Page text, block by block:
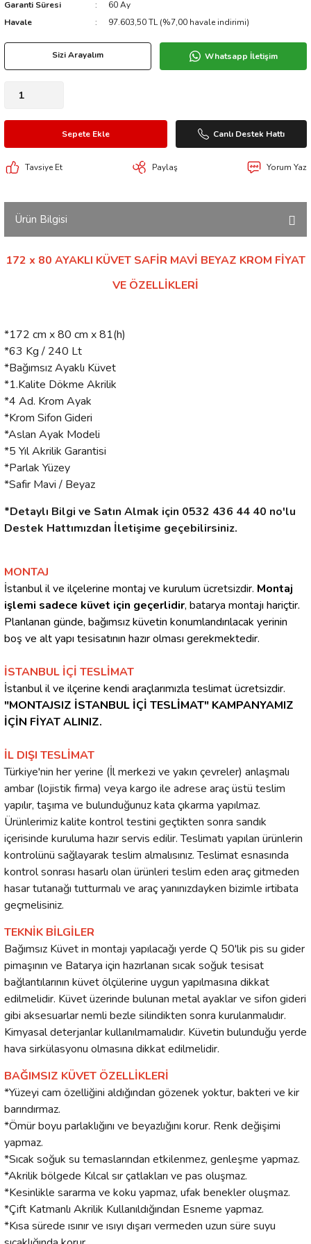
Garanti Süresi
60 Ay
Havale
97.603,50 TL (%7,00 havale indirimi)
Sizi Arayalım Whatsapp İletişim
Sepete Ekle Canlı Destek Hattı
Tavsiye Et Paylaş Yorum Yaz
Ürün Bilgisi
172 x 80 AYAKLI KÜVET SAFİR MAVİ BEYAZ KROM FİYAT
VE ÖZELLİKLERİ
*172 cm x 80 cm x 81(h)
*63 Kg / 240 Lt
*Bağımsız Ayaklı Küvet
*1.Kalite Dökme Akrilik
*4 Ad. Krom Ayak
*Krom Sifon Gideri
*Aslan Ayak Modeli
*5 Yıl Akrilik Garantisi
*Parlak Yüzey
*Safir Mavi / Beyaz
*Detaylı Bilgi ve Satın Almak için 0532 436 44 40 no'lu
Destek Hattımızdan İletişime geçebilirsiniz.
MONTAJ
İstanbul il ve ilçelerine montaj ve kurulum ücretsizdir. Montaj
işlemi sadece küvet için geçerlidir, batarya montajı hariçtir.
Planlanan günde, bağımsız küvetin konumlandırılacak yerinin
boş ve alt yapı tesisatının hazır olması gerekmektedir.
İSTANBUL İÇİ TESLİMAT
İstanbul il ve ilçerine kendi araçlarımızla teslimat ücretsizdir.
"MONTAJSIZ İSTANBUL İÇİ TESLİMAT" KAMPANYAMIZ
İÇİN FİYAT ALINIZ.
İL DIŞI TESLİMAT
Türkiye'nin her yerine (İl merkezi ve yakın çevreler) anlaşmalı
ambar (lojistik firma) veya kargo ile adrese araç üstü teslim
yapılır, taşıma ve bulunduğunuz kata çıkarma yapılmaz.
Ürünlerimiz kalite kontrol testini geçtikten sonra sandık
içerisinde kuruluma hazır servis edilir. Teslimatı yapılan ürünlerin
kontrolünü sağlayarak teslim almalısınız. Teslimat esnasında
kontrol sonrası hasarlı olan ürünleri teslim eden araç gitmeden
hasar tutanağı tutturmalı ve araç yanınızdayken bizimle irtibata
geçmelisiniz.
TEKNİK BİLGİLER
Bağımsız Küvet in montajı yapılacağı yerde Q 50'lik pis su gider
pimaşının ve Batarya için hazırlanan sıcak soğuk tesisat
bağlantılarının küvet ölçülerine uygun yapılmasına dikkat
edilmelidir. Küvet üzerinde bulunan metal ayaklar ve sifon gideri
gibi aksesuarlar nemli bezle silindikten sonra kurulanmalıdır.
Kimyasal deterjanlar kullanılmamalıdır. Küvetin bulunduğu yerde
hava sirkülasyonu olmasına dikkat edilmelidir.
BAĞIMSIZ KÜVET ÖZELLİKLERİ
*Yüzeyi cam özelliğini aldığından gözenek yoktur, bakteri ve kir
barındırmaz.
*Ömür boyu parlaklığını ve beyazlığını korur. Renk değişimi
yapmaz.
*Sıcak soğuk su temaslarından etkilenmez, genleşme yapmaz.
*Akrilik bölgede Kılcal sır çatlakları ve pas oluşmaz.
*Kesinlikle sararma ve koku yapmaz, ufak benekler oluşmaz.
*Çift Katmanlı Akrilik Kullanıldığından Esneme yapmaz.
*Kısa sürede ısınır ve ısıyı dışarı vermeden uzun süre suyu